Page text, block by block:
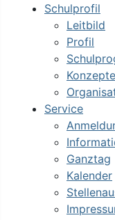
Schulprofil
Leitbild
Profil
Konzepte
Service
Ganztag
Kalender